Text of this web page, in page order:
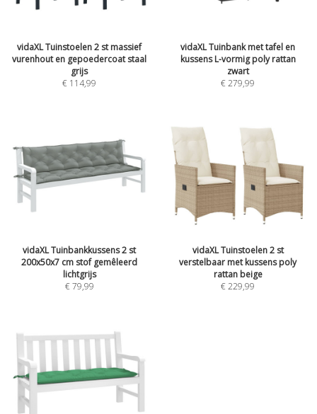
vidaXL Tuinstoelen 2 st massief
vurenhout en gepoedercoat staal
grijs
€ 114,99
vidaXL Tuinbank met tafel en
kussens L-vormig poly rattan
zwart
€ 279,99
vidaXL Tuinbankkussens 2 st
200x50x7 cm stof gemêleerd
lichtgrijs
€ 79,99
vidaXL Tuinstoelen 2 st
verstelbaar met kussens poly
rattan beige
€ 229,99